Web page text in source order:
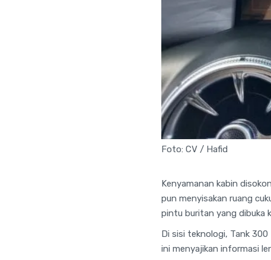
Foto: CV / Hafid
Kenyamanan kabin
pun menyisakan ruang
pintu buritan yang dibuka
Di sisi teknologi, Tank 300
ini menyajikan informasi